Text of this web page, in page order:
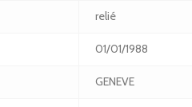
relié
01/01/1988
GENEVE